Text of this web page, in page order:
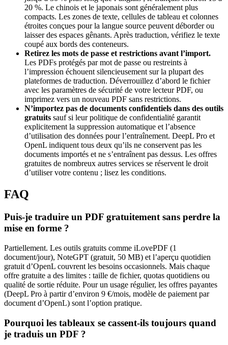
20 %. Le chinois et le japonais sont généralement plus
compacts. Les zones de texte, cellules de tableau et colonnes
étroites conçues pour la langue source peuvent déborder ou
laisser des espaces gênants. Après traduction, vérifiez le texte
coupé aux bords des conteneurs.
Retirez les mots de passe et restrictions avant l’import.
Les PDFs protégés par mot de passe ou restreints à
l’impression échouent silencieusement sur la plupart des
plateformes de traduction. Déverrouillez d’abord le fichier
avec les paramètres de sécurité de votre lecteur PDF, ou
imprimez vers un nouveau PDF sans restrictions.
N’importez pas de documents confidentiels dans des outils
gratuits sauf si leur politique de confidentialité garantit
explicitement la suppression automatique et l’absence
d’utilisation des données pour l’entraînement. DeepL Pro et
OpenL indiquent tous deux qu’ils ne conservent pas les
documents importés et ne s’entraînent pas dessus. Les offres
gratuites de nombreux autres services se réservent le droit
d’utiliser votre contenu ; lisez les conditions.
FAQ
Puis-je traduire un PDF gratuitement sans perdre la
mise en forme ?
Partiellement. Les outils gratuits comme iLovePDF (1
document/jour), NoteGPT (gratuit, 50 MB) et l’aperçu quotidien
gratuit d’OpenL couvrent les besoins occasionnels. Mais chaque
offre gratuite a des limites : taille de fichier, quotas quotidiens ou
qualité de sortie réduite. Pour un usage régulier, les offres payantes
(DeepL Pro à partir d’environ 9 €/mois, modèle de paiement par
document d’OpenL) sont l’option pratique.
Pourquoi les tableaux se cassent-ils toujours quand
je traduis un PDF ?